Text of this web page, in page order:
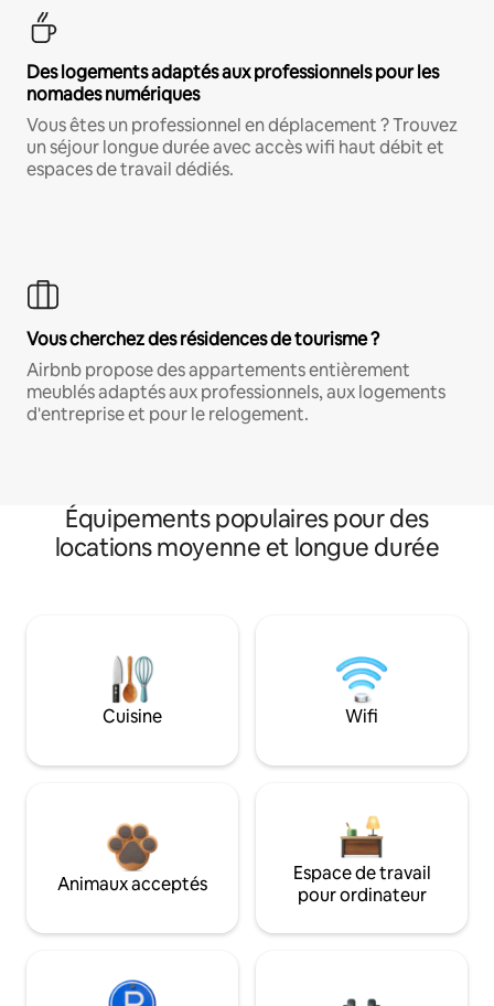
Des logements adaptés aux professionnels pour les
nomades numériques
Vous êtes un professionnel en déplacement ? Trouvez
un séjour longue durée avec accès wifi haut débit et
espaces de travail dédiés.
Vous cherchez des résidences de tourisme ?
Airbnb propose des appartements entièrement
meublés adaptés aux professionnels, aux logements
d'entreprise et pour le relogement.
Équipements populaires pour des
locations moyenne et longue durée
Cuisine Wifi
Animaux acceptés
Espace de travail
pour ordinateur